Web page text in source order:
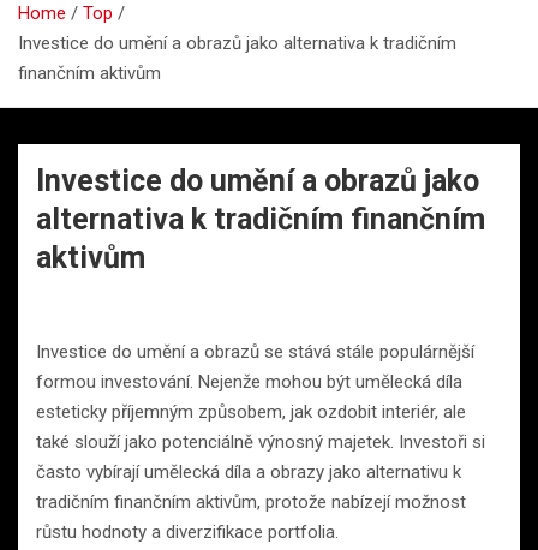
Home
Top
Investice do umění a obrazů jako alternativa k tradičním
finančním aktivům
Investice do umění a obrazů jako
alternativa k tradičním finančním
aktivům
Investice do umění a obrazů se stává stále populárnější
formou investování. Nejenže mohou být umělecká díla
esteticky příjemným způsobem, jak ozdobit interiér, ale
také slouží jako potenciálně výnosný majetek. Investoři si
často vybírají umělecká díla a obrazy jako alternativu k
tradičním finančním aktivům, protože nabízejí možnost
růstu hodnoty a diverzifikace portfolia.